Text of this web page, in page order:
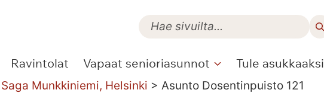
Ravintolat Vapaat senioriasunnot Tule asukkaaksi
Munkkiniemi, Helsinki > Asunto Dosentinpuisto 121